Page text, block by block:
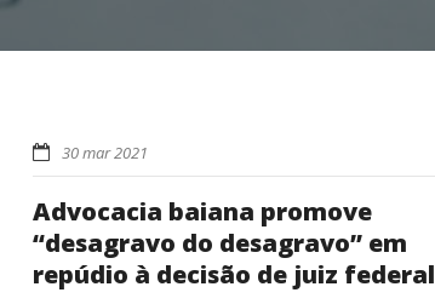
30 mar 2021
Advocacia baiana promove
“desagravo do desagravo” em
repúdio à decisão de juiz federal